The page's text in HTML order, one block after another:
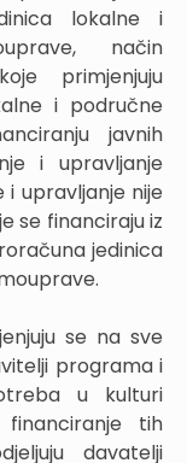
lokalne i
način
primjenjuju
i područne
javnih
i upravljanje
i upravljanje nije
se financiraju iz
jedinica
se na sve
programa i
u kulturi
tih
davatelji